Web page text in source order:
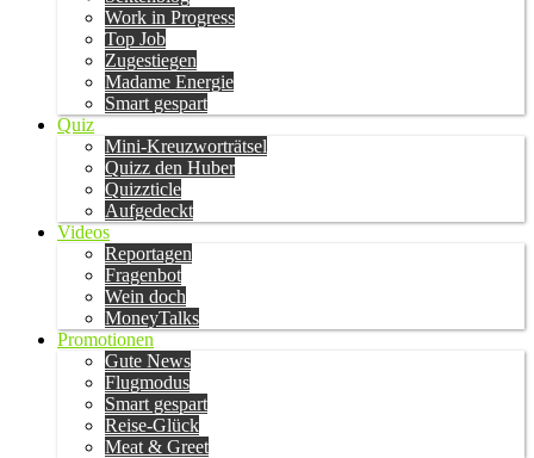
Work in Progress
Top Job
Zugestiegen
Madame Energie
Smart gespart
Quiz
Mini-Kreuzworträtsel
Quizz den Huber
Quizzticle
Aufgedeckt
Videos
Reportagen
Fragenbot
Wein doch
MoneyTalks
Promotionen
Gute News
Flugmodus
Smart gespart
Reise-Glück
Meat & Greet